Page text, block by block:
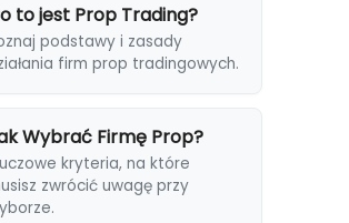
to jest Prop Trading?
podstawy i zasady
firm prop tradingowych.
Wybrać Firmę Prop?
kryteria, na które
zwrócić uwagę przy